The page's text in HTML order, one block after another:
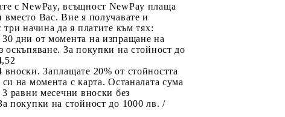
с NewPay, всъщност NewPay плаща
вместо Вас. Вие я получавате и
три начина да я платите към тях:
дни от момента на изпращане на
оскъпяване. За покупки на стойност до
Заплащате 20% от стойността
на момента с карта. Останалата сума
3 равни месечни вноски без
покупки на стойност до 1000 лв. /